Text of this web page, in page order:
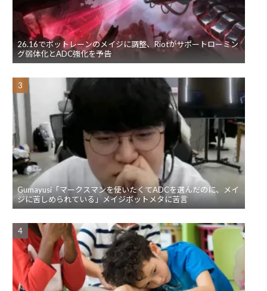
26.16でボットレーンのメイジに調整、Riotがサポートローミン
グ弱体化とADC強化を予告
Gumayusi「マークスマンを使いたくてADCを選んだのに、メイ
ジに苦しめられている」メイジボットメタに苦言